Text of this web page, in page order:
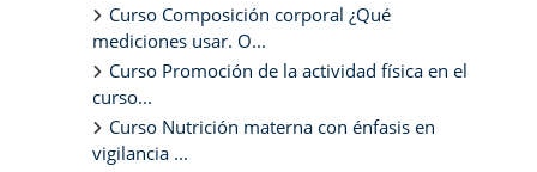
Curso Composición corporal ¿Qué
mediciones usar. O...
Curso Promoción de la actividad física en el
curso...
Curso Nutrición materna con énfasis en
vigilancia ...